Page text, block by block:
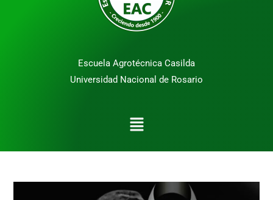
Escuela Agrotécnica Casilda
Universidad Nacional de Rosario